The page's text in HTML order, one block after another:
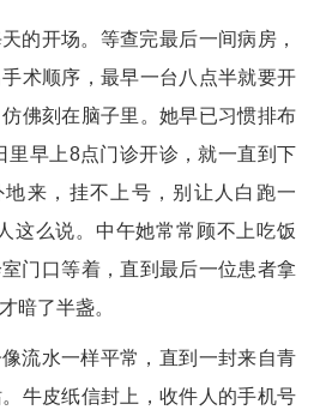
的开场。等查完最后一间病房，
术顺序，最早一台八点半就要开
佛刻在脑子里。她早已习惯排布
里早上8点门诊开诊，就一直到下
来，挂不上号，别让人白跑一
这么说。中午她常常顾不上吃饭
门口等着，直到最后一位患者拿
暗了半盏。
流水一样平常，直到一封来自青
牛皮纸信封上，收件人的手机号